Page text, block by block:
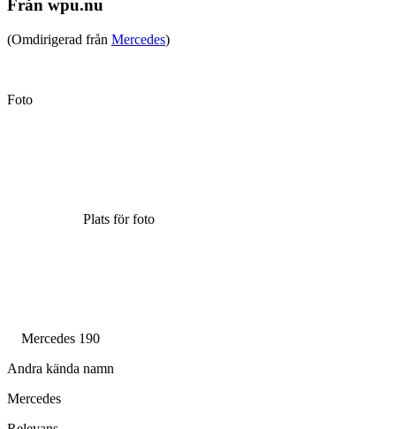
Från wpu.nu
(Omdirigerad från Mercedes)
Foto
Plats för foto
Mercedes 190
Andra kända namn
Mercedes